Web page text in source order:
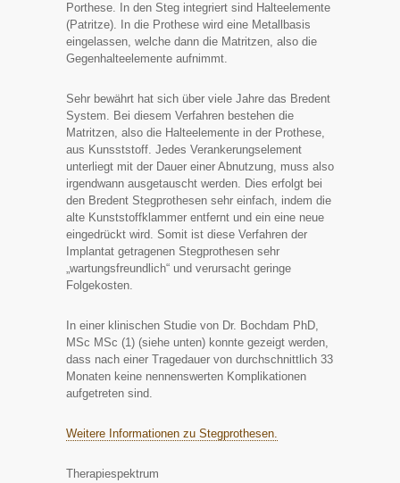
Porthese. In den Steg integriert sind Halteelemente
(Patritze). In die Prothese wird eine Metallbasis
eingelassen, welche dann die Matritzen, also die
Gegenhalteelemente aufnimmt.
Sehr bewährt hat sich über viele Jahre das Bredent
System. Bei diesem Verfahren bestehen die
Matritzen, also die Halteelemente in der Prothese,
aus Kunsststoff. Jedes Verankerungselement
unterliegt mit der Dauer einer Abnutzung, muss also
irgendwann ausgetauscht werden. Dies erfolgt bei
den Bredent Stegprothesen sehr einfach, indem die
alte Kunststoffklammer entfernt und ein eine neue
eingedrückt wird. Somit ist diese Verfahren der
Implantat getragenen Stegprothesen sehr
„wartungsfreundlich“ und verursacht geringe
Folgekosten.
In einer klinischen Studie von Dr. Bochdam PhD,
MSc MSc (1) (siehe unten) konnte gezeigt werden,
dass nach einer Tragedauer von durchschnittlich 33
Monaten keine nennenswerten Komplikationen
aufgetreten sind.
Weitere Informationen zu Stegprothesen.
Therapiespektrum